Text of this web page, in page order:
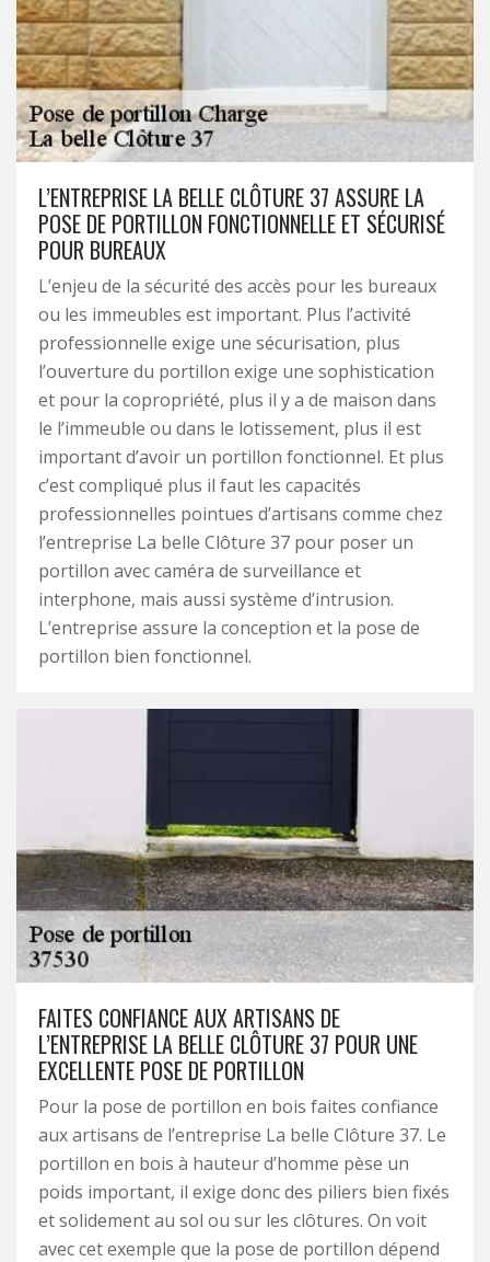
L’ENTREPRISE LA BELLE CLÔTURE 37 ASSURE LA
POSE DE PORTILLON FONCTIONNELLE ET SÉCURISÉ
POUR BUREAUX
L’enjeu de la sécurité des accès pour les bureaux
ou les immeubles est important. Plus l’activité
professionnelle exige une sécurisation, plus
l’ouverture du portillon exige une sophistication
et pour la copropriété, plus il y a de maison dans
le l’immeuble ou dans le lotissement, plus il est
important d’avoir un portillon fonctionnel. Et plus
c’est compliqué plus il faut les capacités
professionnelles pointues d’artisans comme chez
l’entreprise La belle Clôture 37 pour poser un
portillon avec caméra de surveillance et
interphone, mais aussi système d’intrusion.
L’entreprise assure la conception et la pose de
portillon bien fonctionnel.
FAITES CONFIANCE AUX ARTISANS DE
L’ENTREPRISE LA BELLE CLÔTURE 37 POUR UNE
EXCELLENTE POSE DE PORTILLON
Pour la pose de portillon en bois faites confiance
aux artisans de l’entreprise La belle Clôture 37. Le
portillon en bois à hauteur d’homme pèse un
poids important, il exige donc des piliers bien fixés
et solidement au sol ou sur les clôtures. On voit
avec cet exemple que la pose de portillon dépend